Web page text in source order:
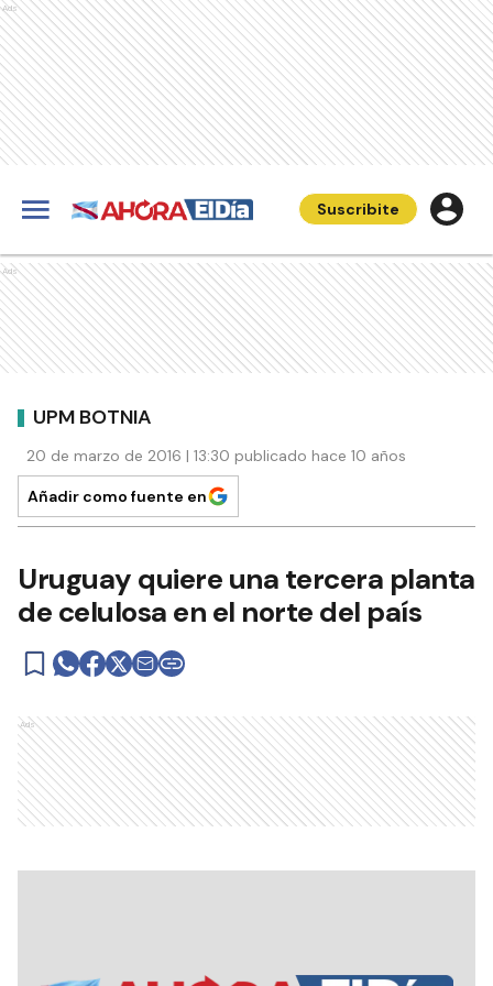
Ads
Suscribite
Ads
UPM BOTNIA
20 de marzo de 2016 | 13:30 publicado hace 10 años
Añadir como fuente en
Uruguay quiere una tercera planta
de celulosa en el norte del país
Ads